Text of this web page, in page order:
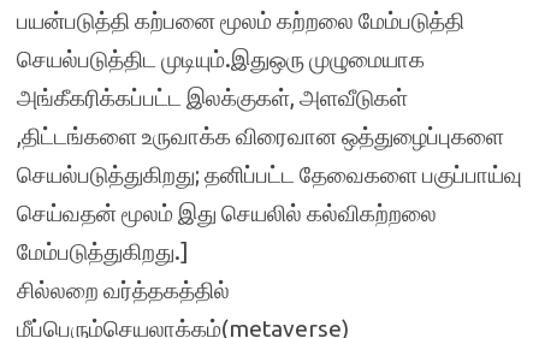
பயன்படுத்தி கற்பனை மூலம் கற்றலை மேம்படுத்தி
செயல்படுத்திட முடியும்.இதுஒரு முழுமையாக
அங்கீகரிக்கப்பட்ட இலக்குகள், அளவீடுகள்
,திட்டங்களை உருவாக்க விரைவான ஒத்துழைப்புகளை
செயல்படுத்துகிறது; தனிப்பட்ட தேவைகளை பகுப்பாய்வு
செய்வதன் மூலம் இது செயலில் கல்விகற்றலை
மேம்படுத்துகிறது.]
சில்லறை வர்த்தகத்தில்
மீப்பெரும்செயலாக்கம்(metaverse)